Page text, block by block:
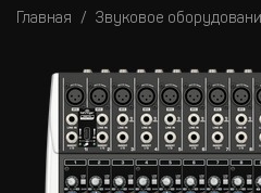
Главная Звуковое